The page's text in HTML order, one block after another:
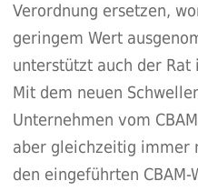
Verordnung ersetzen,
geringem Wert
unterstützt auch der Rat
Mit dem neuen
Unternehmen vom
aber gleichzeitig immer
den eingeführten